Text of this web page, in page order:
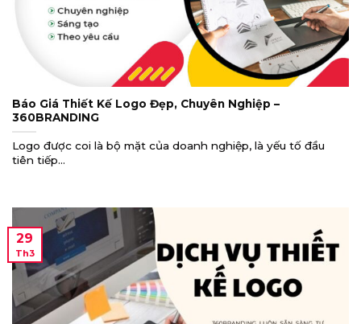
Báo Giá Thiết Kế Logo Đẹp, Chuyên Nghiệp –
360BRANDING
Logo được coi là bộ mặt của doanh nghiệp, là yếu tố đầu
tiên tiếp...
29
Th3